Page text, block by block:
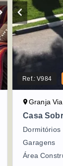
Ref.:V984
Granja
Casa
Dormitórios
Garagens
Área